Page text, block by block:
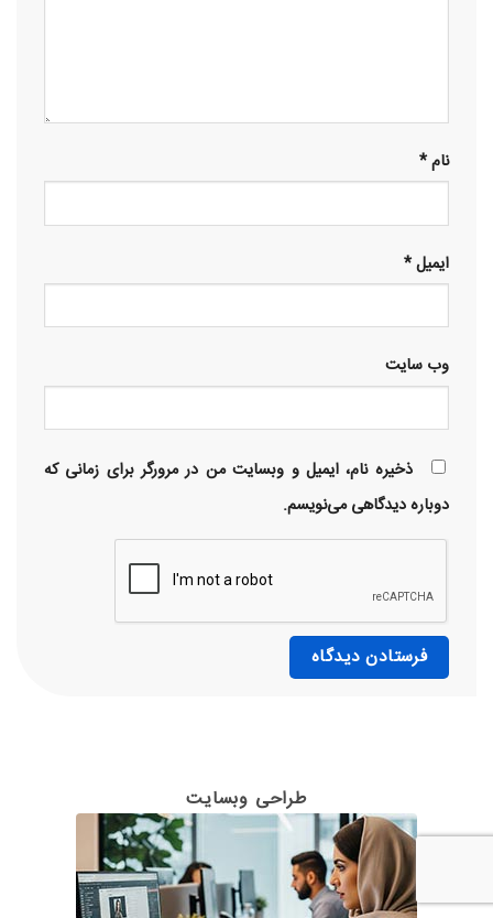
نام*
ایمیل*
وب‌ سایت
ذخیره نام، ایمیل و وبسایت من در مرورگر برای زمانی که
دوباره دیدگاهی می‌نویسم.
طراحی وبسایت